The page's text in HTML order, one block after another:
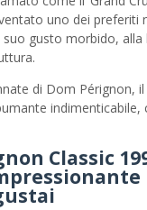
uno dei preferiti
suo gusto morbido,
di Dom Pérignon,
Classic